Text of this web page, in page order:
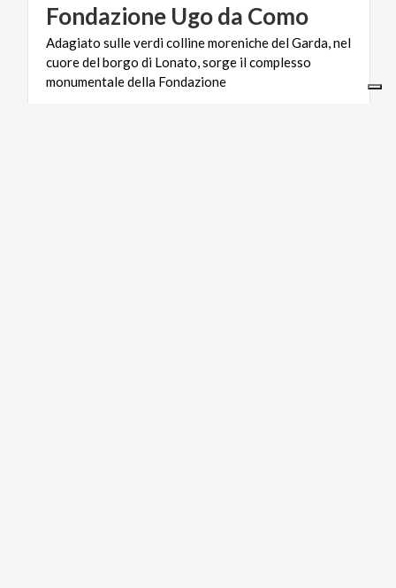
Fondazione Ugoda Como
Adagiato sulle verdi colline moreniche del Garda, nel
cuore del borgo di Lonato, sorge il complesso
monumentale della Fondazione